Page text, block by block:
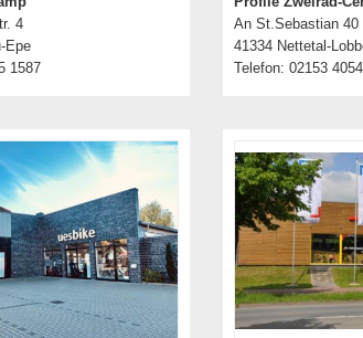
4
Epe
1587
zum Händler
An St.Sebastian 40
41334 Nettetal-
Telefon: 02153
Details